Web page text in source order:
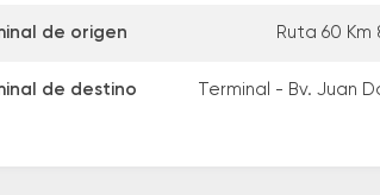
de origen Ruta 60 Km
de destino Terminal - Bv. Juan